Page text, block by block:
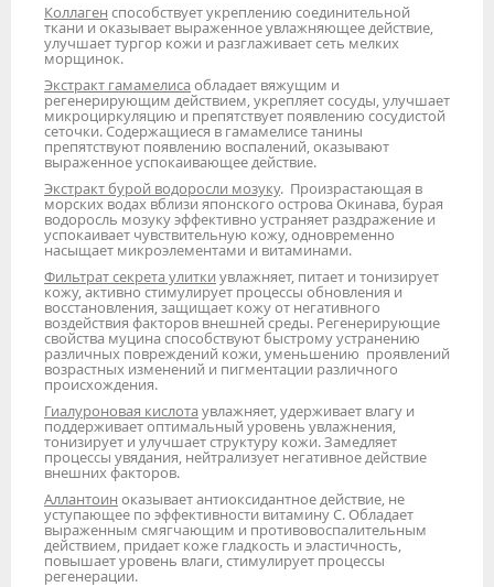
Коллаген способствует укреплению соединительной
ткани и оказывает выраженное увлажняющее действие,
улучшает тургор кожи и разглаживает сеть мелких
морщинок.
Экстракт гамамелиса обладает вяжущим и
регенерирующим действием, укрепляет сосуды, улучшает
микроциркуляцию и препятствует появлению сосудистой
сеточки. Содержащиеся в гамамелисе танины
препятствуют появлению воспалений, оказывают
выраженное успокаивающее действие.
Экстракт бурой водоросли мозуку. Произрастающая в
морских водах вблизи японского острова Окинава, бурая
водоросль мозуку эффективно устраняет раздражение и
успокаивает чувствительную кожу, одновременно
насыщает микроэлементами и витаминами.
Фильтрат секрета улитки увлажняет, питает и тонизирует
кожу, активно стимулирует процессы обновления и
восстановления, защищает кожу от негативного
воздействия факторов внешней среды. Регенерирующие
свойства муцина способствуют быстрому устранению
различных повреждений кожи, уменьшению проявлений
возрастных изменений и пигментации различного
происхождения.
Гиалуроновая кислота увлажняет, удерживает влагу и
поддерживает оптимальный уровень увлажнения,
тонизирует и улучшает структуру кожи. Замедляет
процессы увядания, нейтрализует негативное действие
внешних факторов.
Аллантоин оказывает антиоксидантное действие, не
уступающее по эффективности витамину С. Обладает
выраженным смягчающим и противовоспалительным
действием, придает коже гладкость и эластичность,
повышает уровень влаги, стимулирует процессы
регенерации.